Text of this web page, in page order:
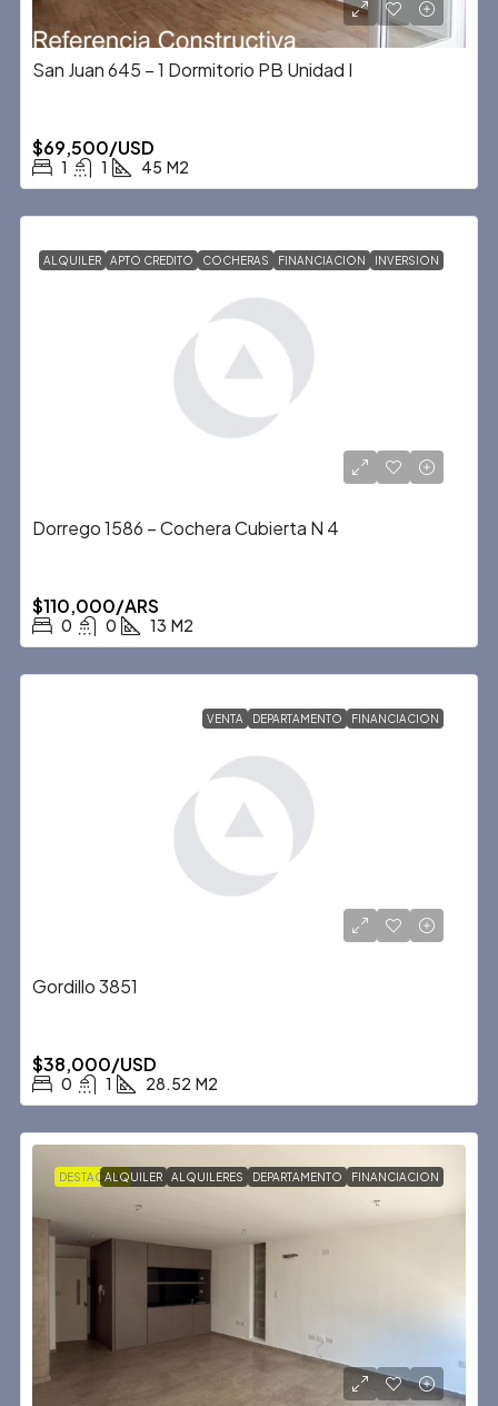
San Juan 645 – 1 Dormitorio PB Unidad I
$69,500/USD
1 1 45 M2
ALQUILER APTO CREDITO COCHERAS FINANCIACION INVERSION
Dorrego 1586 – Cochera Cubierta N 4
$110,000/ARS
0 0 13 M2
VENTA DEPARTAMENTO FINANCIACION
Gordillo 3851
$38,000/USD
0 1 28.52 M2
DESTACADAALQUILER ALQUILERES DEPARTAMENTO FINANCIACION